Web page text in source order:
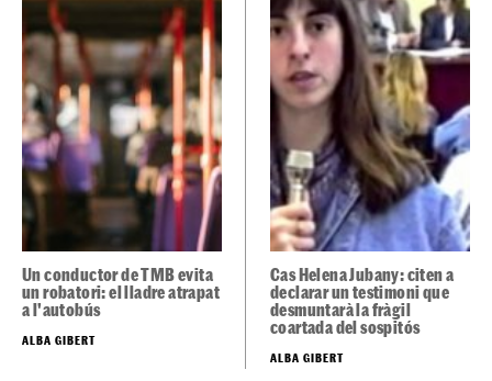
Un conductor de TMB evita
un robatori: el lladre atrapat
a l'autobús
ALBA GIBERT
Cas Helena Jubany: citen a
declarar un testimoni que
desmuntarà la fràgil
coartada del sospitós
ALBA GIBERT